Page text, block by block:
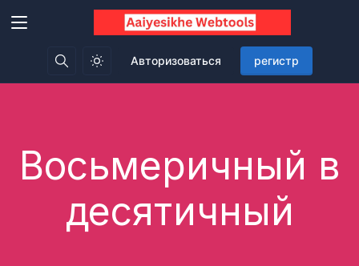
Авторизоваться регистр
Восьмеричный в
десятичный